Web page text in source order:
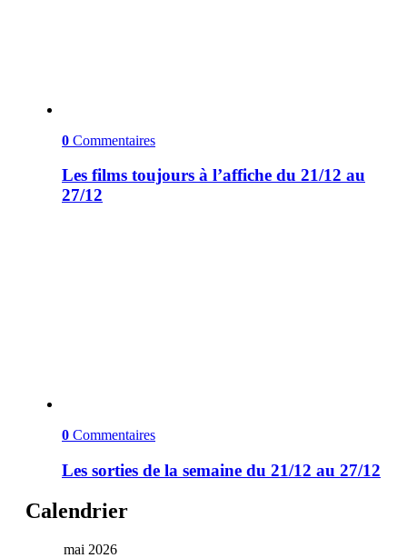
0 Commentaires
Les films toujours à l’affiche du 21/12 au
27/12
0 Commentaires
Les sorties de la semaine du 21/12 au 27/12
Calendrier
mai 2026